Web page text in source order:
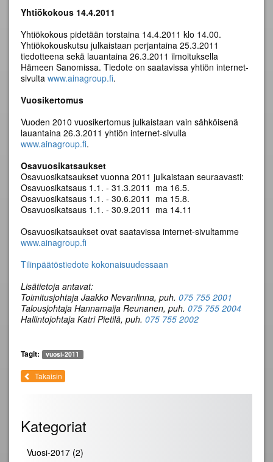
Yhtiökokous 14.4.2011
Yhtiökokous pidetään torstaina 14.4.2011 klo 14.00.
Yhtiökokouskutsu julkaistaan perjantaina 25.3.2011
tiedotteena sekä lauantaina 26.3.2011 ilmoituksella
Hämeen Sanomissa. Tiedote on saatavissa yhtiön internet-
sivulta www.ainagroup.fi.
Vuosikertomus
Vuoden 2010 vuosikertomus julkaistaan vain sähköisenä
lauantaina 26.3.2011 yhtiön internet-sivulla
www.ainagroup.fi.
Osavuosikatsaukset
Osavuosikatsaukset vuonna 2011 julkaistaan seuraavasti:
Osavuosikatsaus 1.1. - 31.3.2011 ma 16.5.
Osavuosikatsaus 1.1. - 30.6.2011 ma 15.8.
Osavuosikatsaus 1.1. - 30.9.2011 ma 14.11
Osavuosikatsaukset ovat saatavissa internet-sivultamme
www.ainagroup.fi
Tilinpäätöstiedote kokonaisuudessaan
Lisätietoja antavat:
Toimitusjohtaja Jaakko Nevanlinna, puh. 075 755 2001
Talousjohtaja Hannamaija Reunanen, puh. 075 755 2004
Hallintojohtaja Katri Pietilä, puh. 075 755 2002
Tagit: vuosi-2011
Takaisin
Kategoriat
Vuosi-2017 (2)